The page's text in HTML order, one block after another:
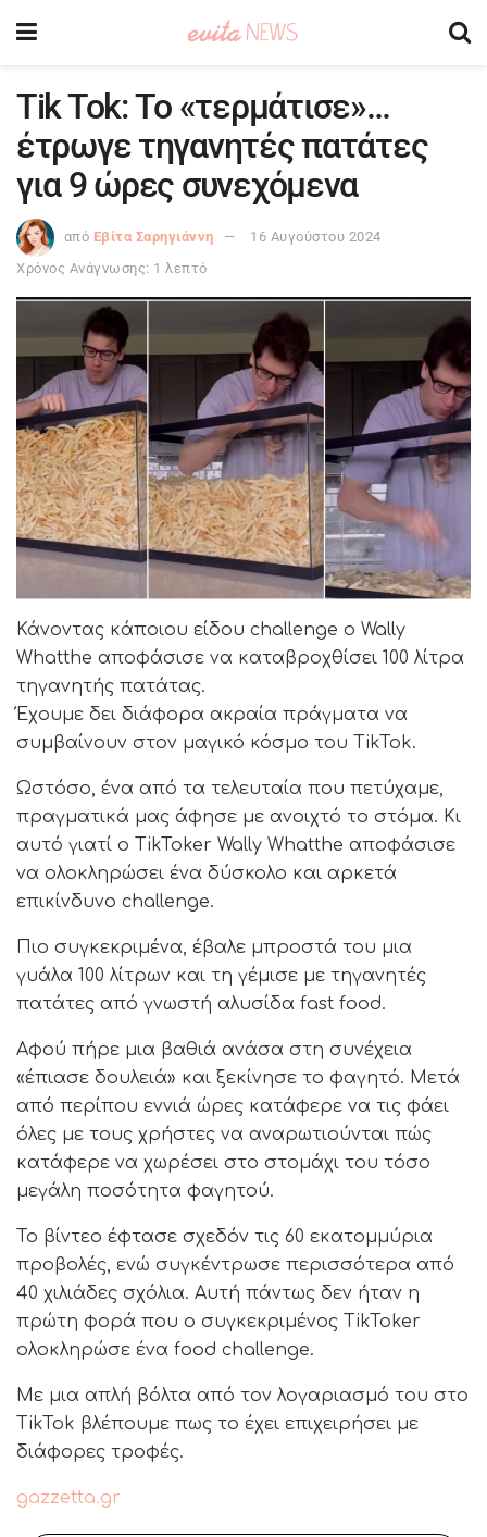
Tik Tok: Το «τερμάτισε»…
έτρωγε τηγανητές πατάτες
για 9 ώρες συνεχόμενα
από Εβίτα Σαρηγιάννη
16 Αυγούστου 2024
Χρόνος Ανάγνωσης: 1 λεπτό
Κάνοντας κάποιου είδου challenge o Wally
Whatthe αποφάσισε να καταβροχθίσει 100 λίτρα
τηγανητής πατάτας.
Έχουμε δει διάφορα ακραία πράγματα να
συμβαίνουν στον μαγικό κόσμο του TikTok.
Ωστόσο, ένα από τα τελευταία που πετύχαμε,
πραγματικά μας άφησε με ανοιχτό το στόμα. Κι
αυτό γιατί ο TikToker Wally Whatthe αποφάσισε
να ολοκληρώσει ένα δύσκολο και αρκετά
επικίνδυνο challenge.
Πιο συγκεκριμένα, έβαλε μπροστά του μια
γυάλα 100 λίτρων και τη γέμισε με τηγανητές
πατάτες από γνωστή αλυσίδα fast food.
Αφού πήρε μια βαθιά ανάσα στη συνέχεια
«έπιασε δουλειά» και ξεκίνησε το φαγητό. Μετά
από περίπου εννιά ώρες κατάφερε να τις φάει
όλες με τους χρήστες να αναρωτιούνται πώς
κατάφερε να χωρέσει στο στομάχι του τόσο
μεγάλη ποσότητα φαγητού.
Το βίντεο έφτασε σχεδόν τις 60 εκατομμύρια
προβολές, ενώ συγκέντρωσε περισσότερα από
40 χιλιάδες σχόλια. Αυτή πάντως δεν ήταν η
πρώτη φορά που ο συγκεκριμένος TikToker
ολοκληρώσε ένα food challenge.
Με μια απλή βόλτα από τον λογαριασμό του στο
TikTok βλέπουμε πως το έχει επιχειρήσει με
διάφορες τροφές.
gazzetta.gr